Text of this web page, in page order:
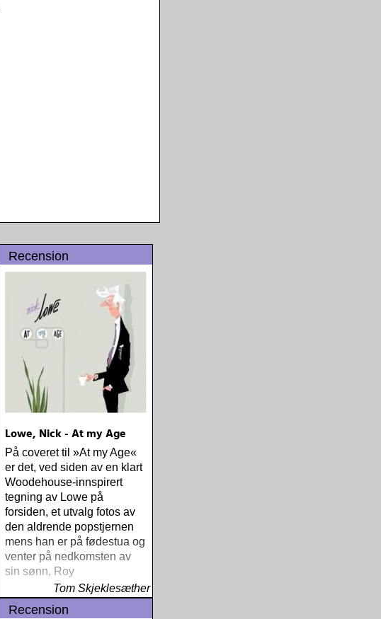
Recension
Lowe, Nick - At my Age
På coveret til »At my Age«
er det, ved siden av en klart
Woodehouse-innspirert
tegning av Lowe på
forsiden, et utvalg fotos av
den aldrende popstjernen
mens han er på fødestua og
venter på nedkomsten av
sin sønn, Roy
Tom Skjeklesæther
Recension